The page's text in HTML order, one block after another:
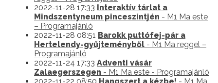
2022-11-28 17:33 Interaktív tárlat a
Mindszentyneum pinceszintjén - M1 Ma este
– Programajánló
2022-11-28 08:51 Barokk puttófej-pár a
Hertelendy-gyűjteményből - M1 Ma reggel –
Programajánló
2022-11-24 17:33 Adventi vásár
Zalaegerszegen - M1 Ma este - Programajánló